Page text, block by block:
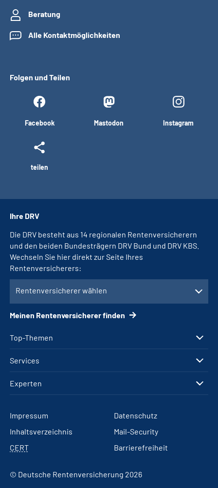
Beratung
Alle Kontaktmöglichkeiten
Folgen und Teilen
Facebook Mastodon Instagram
teilen
Top-Themen
Services
Experten
Ihre DRV
Die DRV besteht aus 14 regionalen Rentenversicherern
und den beiden Bundesträgern DRV Bund und DRV KBS.
Wechseln Sie hier direkt zur Seite Ihres
Rentenversicherers:
Rentenversicherer wählen
Meinen Rentenversicherer finden
Impressum
Datenschutz
Inhaltsverzeichnis
Mail-Security
CERT
Barrierefreiheit
© Deutsche Rentenversicherung 2026